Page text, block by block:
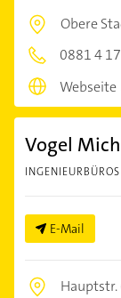
Obere
0881 4
Webseite
Vogel
INGENIEURBÜROS
E-Mail
Hauptstr.